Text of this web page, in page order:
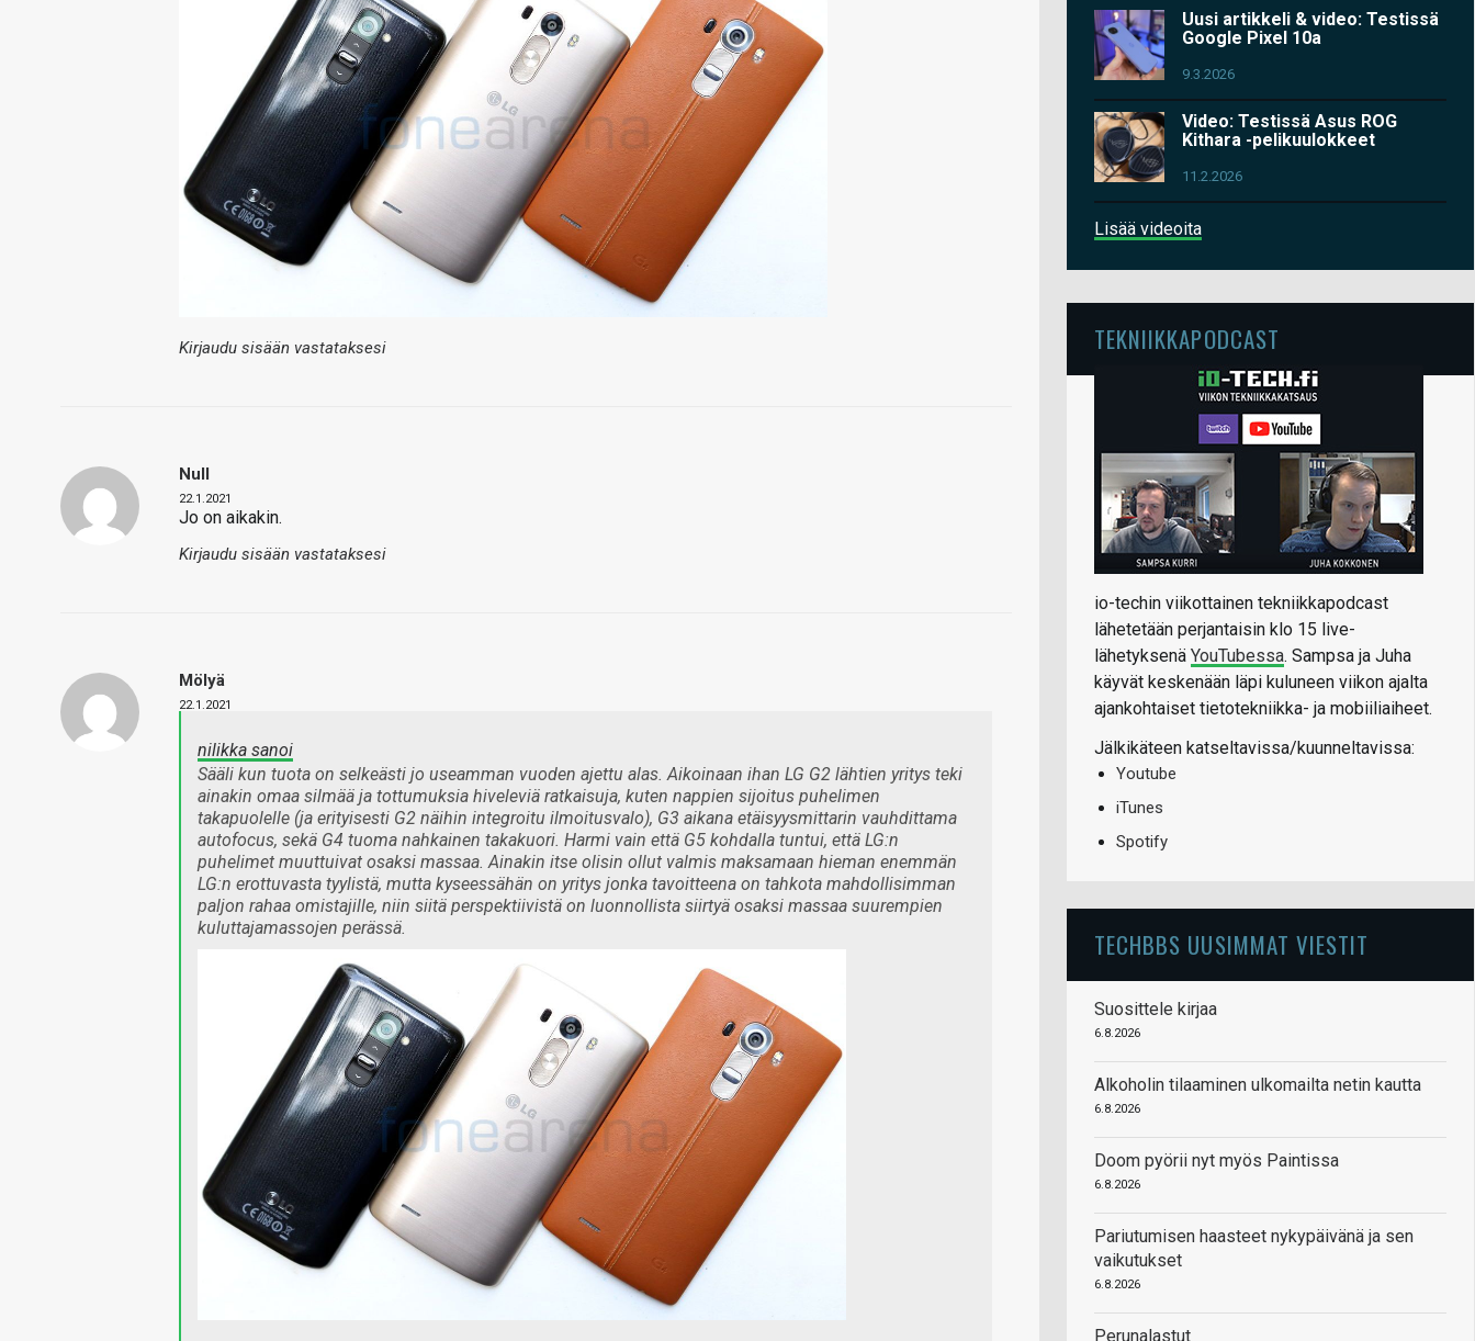
Kirjaudu sisään vastataksesi
Null
22.1.2021
Jo on aikakin.
Kirjaudu sisään vastataksesi
Mölyä
22.1.2021
nilikka sanoi
Sääli kun tuota on selkeästi jo useamman vuoden ajettu alas. Aikoinaan ihan LG G2 lähtien yritys teki
ainakin omaa silmää ja tottumuksia hiveleviä ratkaisuja, kuten nappien sijoitus puhelimen
takapuolelle (ja erityisesti G2 näihin integroitu ilmoitusvalo), G3 aikana etäisyysmittarin vauhdittama
autofocus, sekä G4 tuoma nahkainen takakuori. Harmi vain että G5 kohdalla tuntui, että LG:n
puhelimet muuttuivat osaksi massaa. Ainakin itse olisin ollut valmis maksamaan hieman enemmän
LG:n erottuvasta tyylistä, mutta kyseessähän on yritys jonka tavoitteena on tahkota mahdollisimman
paljon rahaa omistajille, niin siitä perspektiivistä on luonnollista siirtyä osaksi massaa suurempien
kuluttajamassojen perässä.
Uusi artikkeli & video: Testissä
Google Pixel 10a
9.3.2026
Video: Testissä Asus ROG
Kithara -pelikuulokkeet
11.2.2026
Lisää videoita
TEKNIIKKAPODCAST
io-techin viikottainen tekniikkapodcast
lähetetään perjantaisin klo 15 live-
lähetyksenä YouTubessa. Sampsa ja Juha
käyvät keskenään läpi kuluneen viikon ajalta
ajankohtaiset tietotekniikka- ja mobiiliaiheet.
Jälkikäteen katseltavissa/kuunneltavissa:
Youtube
iTunes
Spotify
TECHBBS UUSIMMAT VIESTIT
Suosittele kirjaa
6.8.2026
Alkoholin tilaaminen ulkomailta netin kautta
6.8.2026
Doom pyörii nyt myös Paintissa
6.8.2026
Pariutumisen haasteet nykypäivänä ja sen
vaikutukset
6.8.2026
Perunalastut